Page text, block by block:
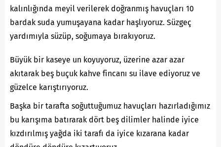
kalınlığında meyil verilerek doğranmış havuçları 10
bardak suda yumuşayana kadar haşlıyoruz. Süzgeç
yardımıyla süzüp, soğumaya bırakıyoruz.
Büyük bir kaseye un koyuyoruz, üzerine azar azar
akıtarak beş buçuk kahve fincanı su ilave ediyoruz ve
güzelce karıştırıyoruz.
Başka bir tarafta soğuttuğumuz havuçları hazırladığımız
bu karışıma batırarak dört beş dilimler halinde iyice
kızdırılmış yağda iki tarafı da iyice kızarana kadar